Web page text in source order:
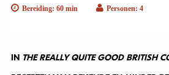
Bereiding: 60 min Personen: 4
IN THE REALLY QUITE GOOD BRITISH